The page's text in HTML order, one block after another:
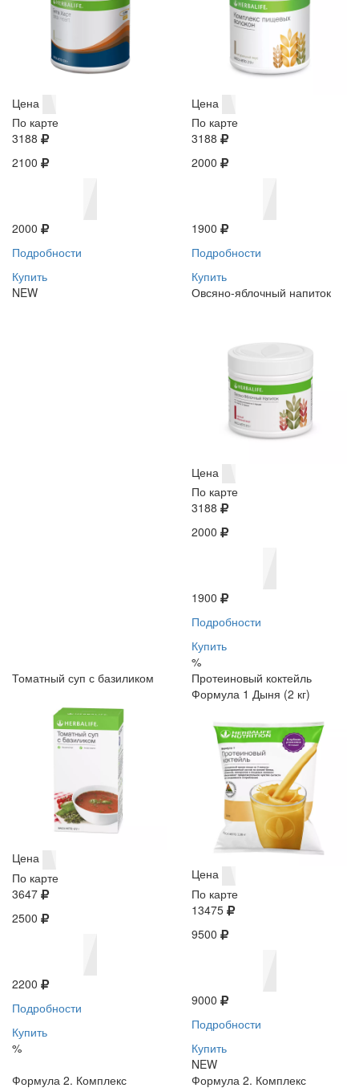
Цена
По карте
3188
2100
2000
Подробности
Купить
NEW
Цена
По карте
3188
2000
1900
Подробности
Купить
Овсяно-яблочный напиток
Цена
По карте
3188
2000
1900
Подробности
Купить
%
Томатный суп с базиликом
Цена
По карте
3647
2500
2200
Подробности
Купить
%
Протеиновый коктейль
Формула 1 Дыня (2 кг)
Цена
По карте
13475
9500
9000
Подробности
Купить
NEW
Формула 2. Комплекс
Формула 2. Комплекс